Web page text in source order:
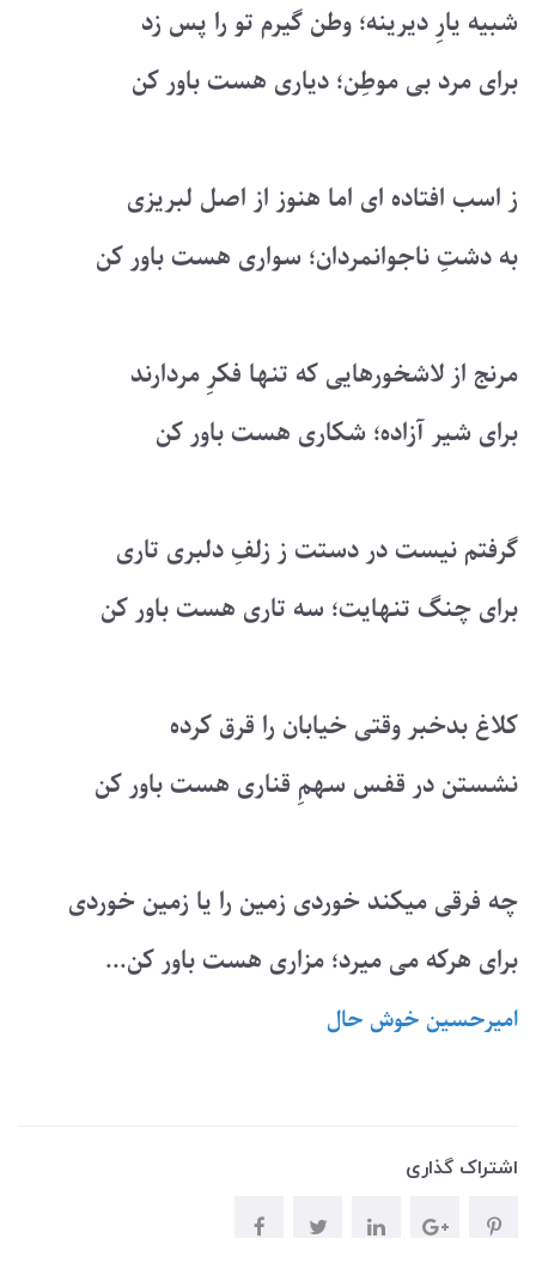
شبیه یارِ دیرینه؛ وطن گیرم تو را پس زد
برای مرد بی موطِن؛ دیاری هست باور کن
ز اسب افتاده ای اما هنوز از اصل لبریزی
به دشتِ ناجوانمردان؛ سواری هست باور کن
مرنج از لاشخورهایی که تنها فکرِ مردارند
برای شیر آزاده؛ شکاری هست باور کن
گرفتم نیست در دستت ز زلفِ دلبری تاری
برای چنگ تنهایت؛ سه تاری هست باور کن
کلاغ بدخبر وقتی خیابان را قرق کرده
نشستن در قفس سهمِ قناری هست باور کن
چه فرقی میکند خوردی زمین را یا زمین خوردی
برای هرکه می میرد؛ مزاری هست باور کن...
امیرحسین خوش حال
اشتراک گذاری